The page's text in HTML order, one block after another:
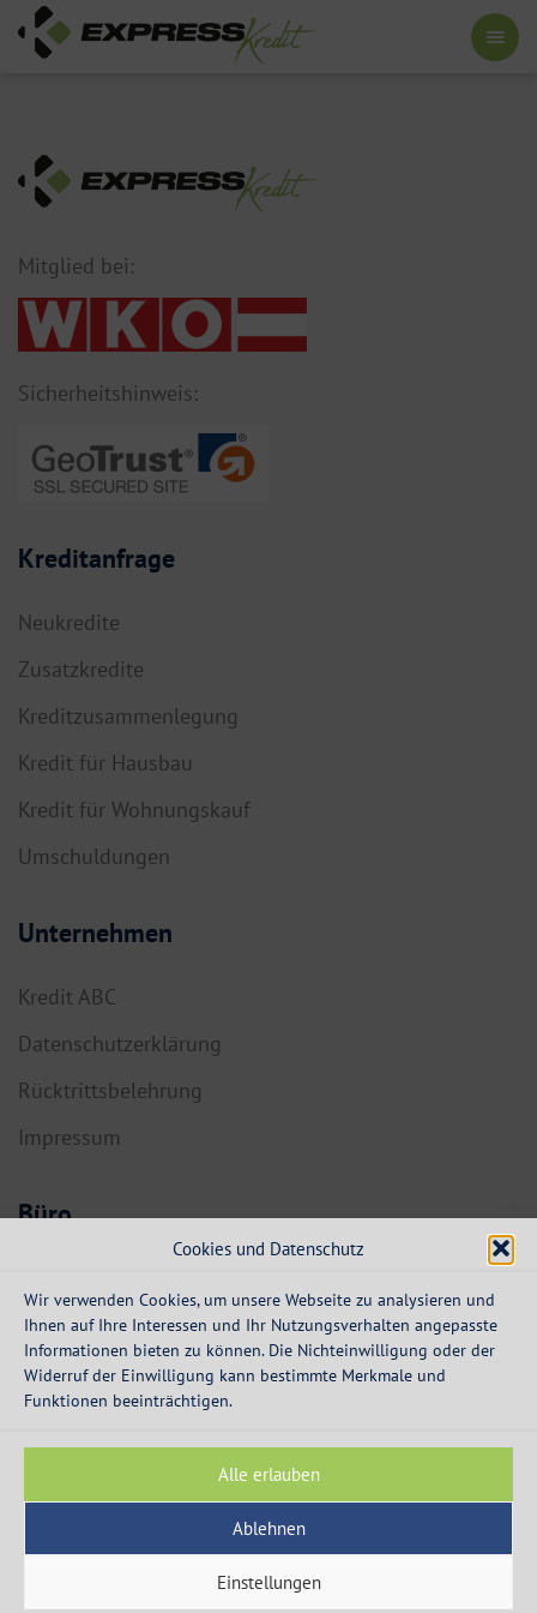
Cookies und Datenschutz
Wir verwenden Cookies, um unsere Webseite zu analysieren und
Ihnen auf Ihre Interessen und Ihr Nutzungsverhalten angepasste
Informationen bieten zu können. Die Nichteinwilligung oder der
Widerruf der Einwilligung kann bestimmte Merkmale und
Funktionen beeinträchtigen.
Alle erlauben
Ablehnen
Einstellungen
Mitglied bei:
Sicherheitshinweis:
Kreditanfrage
Neukredite
Zusatzkredite
Kreditzusammenlegung
Kredit für Hausbau
Kredit für Wohnungskauf
Umschuldungen
Unternehmen
Kredit ABC
Datenschutzerklärung
Rücktrittsbelehrung
Impressum
Büro
Dorf 55a
info@expresskredit.at
MO-DO:
08:30 – 12:30 Uhr
13:30 – 16:00 Uhr
© 2003 - 2026 - Express Kredit - die Spezialisten für